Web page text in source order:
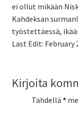
ei ollut mikään
Kahdeksan
työstettäessä,
Last Edit: February
Kirjoita
Tähdellä *